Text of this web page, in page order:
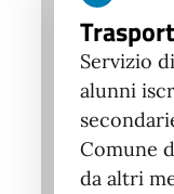
Servizio
alunni
Comune
da altri